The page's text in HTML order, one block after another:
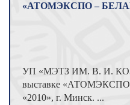
«АТОМЭКСПО –
УП «МЭТЗ ИМ. В. И.
выставке «АТОМЭКСПО
«2010», г. Минск. ...